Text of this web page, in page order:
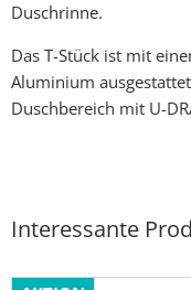
Duschrinne.
Das T-Stück ist mit
Aluminium
Duschbereich mit U-
Interessante